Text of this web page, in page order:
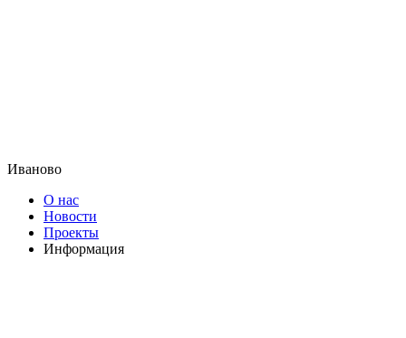
Иваново
О нас
Новости
Проекты
Информация